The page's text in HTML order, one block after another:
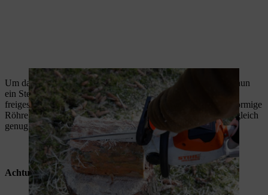
Um das innere Stück der Vogelfutterstation freizulegen, wird nun
ein Stechschnitt ausgeführt. Anschließend können Sie das
freigesägte innere Stück entnehmen. Das Ergebnis ist eine c-förmige
Röhre, die später als Auslage für das Vogelfutter dient und zugleich
genug Platz für die Vögel bietet.
Achtung: Vorsicht bei Stechschnitten